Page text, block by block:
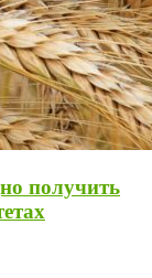
получить